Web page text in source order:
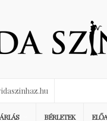
BÉRLETEK